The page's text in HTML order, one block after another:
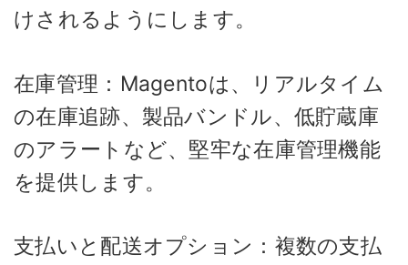
けされるようにします。
在庫管理：Magentoは、リアルタイム
の在庫追跡、製品バンドル、低貯蔵庫
のアラートなど、堅牢な在庫管理機能
を提供します。
支払いと配送オプション：複数の支払